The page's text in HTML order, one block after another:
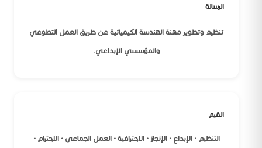
الرسالة
تنظيم وتطوير مهنة الهندسة الكيميائية عن طريق العمل التطوعي
والمؤسسي الإبداعي.
القيم
التنظيم • الإبداع • الإنجاز • الاحترافية • العمل الجماعي • الاحترام •